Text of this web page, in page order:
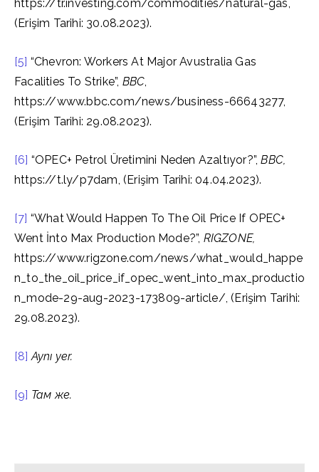
https://tr.investing.com/commodities/natural-gas,
(Erişim Tarihi: 30.08.2023).
[5] “Chevron: Workers At Major Avustralia Gas
Facalities To Strike”, BBC,
https://www.bbc.com/news/business-66643277,
(Erişim Tarihi: 29.08.2023).
[6] “OPEC+ Petrol Üretimini Neden Azaltıyor?”, BBC,
https://t.ly/p7dam, (Erişim Tarihi: 04.04.2023).
[7] “What Would Happen To The Oil Price If OPEC+
Went İnto Max Production Mode?”, RIGZONE,
https://www.rigzone.com/news/what_would_happe
n_to_the_oil_price_if_opec_went_into_max_productio
n_mode-29-aug-2023-173809-article/, (Erişim Tarihi:
29.08.2023).
[8] Aynı yer.
[9] Там же.